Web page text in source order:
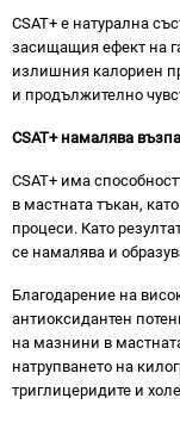
CSAT+ е натурална
засищащия ефект на
излишния калориен
и продължително
CSAT+ намалява
CSAT+ има
в мастната тъкан,
процеси. Като
се намалява и
Благодарение на
антиоксидантен
на мазнини в
натрупването на
триглицеридите и